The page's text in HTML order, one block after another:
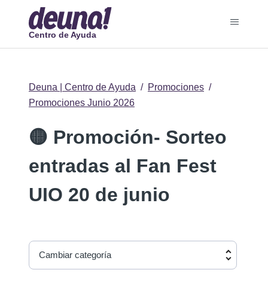
Centro de Ayuda
Deuna | Centro de Ayuda
Promociones
Promociones Junio 2026
🟡 Promoción- Sorteo
entradas al Fan Fest
UIO 20 de junio
Cambiar categoría